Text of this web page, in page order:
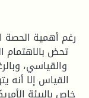
رغم أهمية الحصة
تحض بالاهتمام
والقياسي،
القياس إلا أنه
خاص بالبيئة